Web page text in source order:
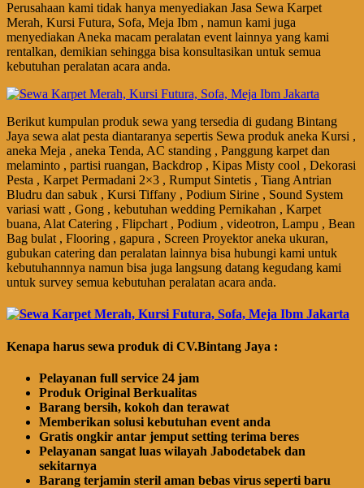
Perusahaan kami tidak hanya menyediakan Jasa Sewa Karpet
Merah, Kursi Futura, Sofa, Meja Ibm , namun kami juga
menyediakan Aneka macam peralatan event lainnya yang kami
rentalkan, demikian sehingga bisa konsultasikan untuk semua
kebutuhan peralatan acara anda.
Berikut kumpulan produk sewa yang tersedia di gudang Bintang
Jaya sewa alat pesta diantaranya sepertis Sewa produk aneka Kursi ,
aneka Meja , aneka Tenda, AC standing , Panggung karpet dan
melaminto , partisi ruangan, Backdrop , Kipas Misty cool , Dekorasi
Pesta , Karpet Permadani 2×3 , Rumput Sintetis , Tiang Antrian
Bludru dan sabuk , Kursi Tiffany , Podium Sirine , Sound System
variasi watt , Gong , kebutuhan wedding Pernikahan , Karpet
buana, Alat Catering , Flipchart , Podium , videotron, Lampu , Bean
Bag bulat , Flooring , gapura , Screen Proyektor aneka ukuran,
gubukan catering dan peralatan lainnya bisa hubungi kami untuk
kebutuhannnya namun bisa juga langsung datang kegudang kami
untuk survey semua kebutuhan peralatan acara anda.
Kenapa harus sewa produk di CV.Bintang Jaya :
Pelayanan full service 24 jam
Produk Original Berkualitas
Barang bersih, kokoh dan terawat
Memberikan solusi kebutuhan event anda
Gratis ongkir antar jemput setting terima beres
Pelayanan sangat luas wilayah Jabodetabek dan
sekitarnya
Barang terjamin steril aman bebas virus seperti baru